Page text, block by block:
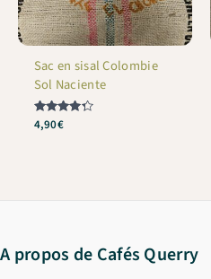
Sac en sisal Colombie
Sol Naciente
Note
4.25
4,90€
A propos de Cafés Querry